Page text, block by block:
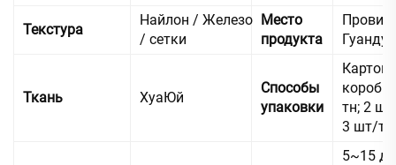
Текстура
Найлон / Железо
/ сетки
Место
продукта
Ткань ХуаЮй
Способы
упаковки
тн; 2
3 шт/тн
5~15